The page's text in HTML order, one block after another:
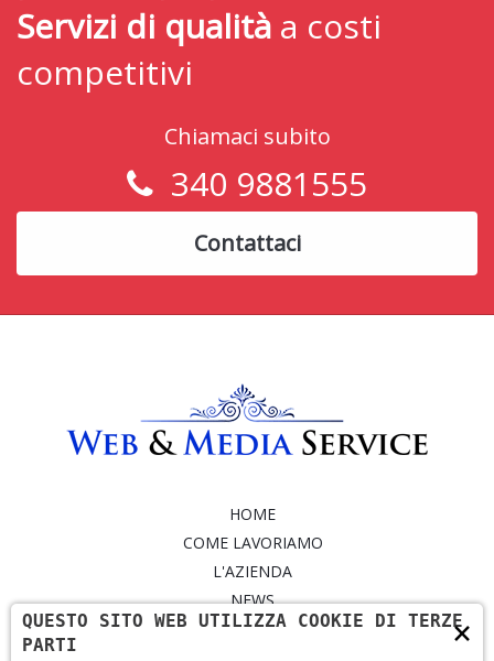
Servizi di qualità a costi
competitivi
Chiamaci subito
340 9881555
Contattaci
HOME
COME LAVORIAMO
L'AZIENDA
NEWS
SERVIZI
×
QUESTO SITO WEB UTILIZZA COOKIE DI TERZE
PARTI